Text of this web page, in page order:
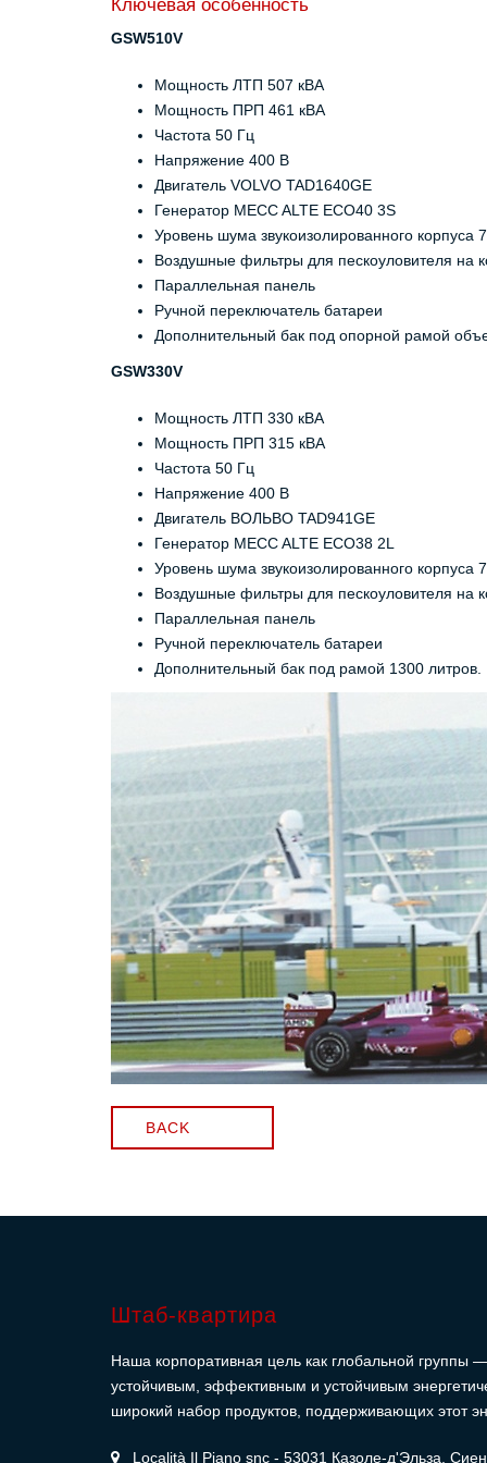
Ключевая особенность
GSW510V
Мощность ЛТП 507 кВА
Мощность ПРП 461 кВА
Частота 50 Гц
Напряжение 400 В
Двигатель VOLVO TAD1640GE
Генератор MECC ALTE ECO40 3S
Уровень шума звукоизолированного
Воздушные фильтры для пескоуловителя на
Параллельная панель
Ручной переключатель батареи
Дополнительный бак под опорной рамой
GSW330V
Мощность ЛТП 330 кВА
Мощность ПРП 315 кВА
Частота 50 Гц
Напряжение 400 В
Двигатель ВОЛЬВО TAD941GE
Генератор MECC ALTE ECO38 2L
Уровень шума звукоизолированного
Воздушные фильтры для пескоуловителя на
Параллельная панель
Ручной переключатель батареи
Дополнительный бак под рамой 1300 литров.
BACK
Штаб-квартира
Наша корпоративная цель как глобальной группы
устойчивым, эффективным и устойчивым
широкий набор продуктов, поддерживающих этот
Località Il Piano snc - 53031 Казоле-д'Эльза,